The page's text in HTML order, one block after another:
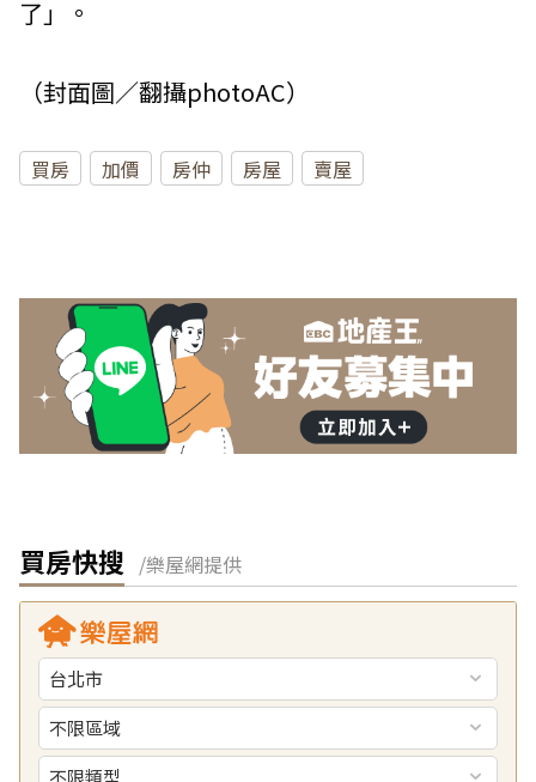
了」。
（封面圖／翻攝photoAC）
買房 加價 房仲 房屋 賣屋
買房快搜 /樂屋網提供